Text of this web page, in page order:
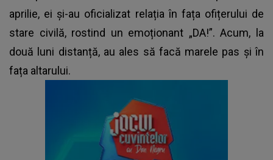
aprilie, ei și-au oficializat relația în fața ofițerului de
stare civilă, rostind un emoționant „DA!”. Acum, la
două luni distanță, au ales să facă marele pas și în
fața altarului.